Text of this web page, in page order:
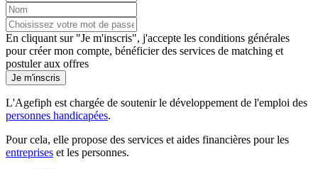
En cliquant sur "Je m'inscris", j'accepte les conditions générales
pour créer mon compte, bénéficier des services de matching et
postuler aux offres
Je m'inscris
L'Agefiph est chargée de soutenir le développement de l'emploi des
personnes handicapées.
Pour cela, elle propose des services et aides financières pour les
entreprises et les personnes.